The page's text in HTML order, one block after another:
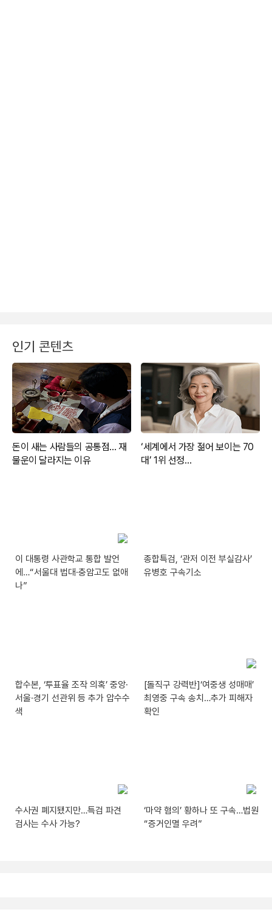
인기 콘텐츠
이 대통령 사관학교 통합 발언
에…“서울대 법대·충암고도 없애
나”
종합특검, ‘관저 이전 부실감사’
유병호 구속기소
합수본, ‘투표율 조작 의혹’ 중앙·
서울·경기 선관위 등 추가 압수수
색
[돌직구 강력반]‘여중생 성매매’
최영중 구속 송치…추가 피해자
확인
수사권 폐지됐지만…특검 파견
검사는 수사 가능?
‘마약 혐의’ 황하나 또 구속…법원
“증거인멸 우려”